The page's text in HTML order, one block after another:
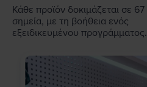
Κάθε προϊόν δοκιμάζεται σε 67
σημεία, με τη βοήθεια ενός
εξειδικευμένου προγράμματος.